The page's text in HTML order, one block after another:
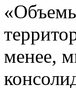
менее,